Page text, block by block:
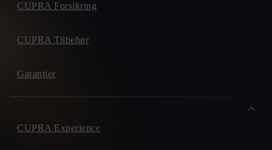
CUPRA Forsikring
CUPRA Tilbehør
Garantier
CUPRA Experience